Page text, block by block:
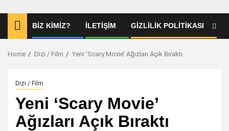
BIZ KIMIZ? İLETIŞIM GIZLILIK POLITIKASI
Home Dizi / Film Yeni ‘Scary Movie’ Ağızları Açık Bıraktı
Dizi / Film
Yeni ‘Scary Movie’
Ağızları Açık Bıraktı